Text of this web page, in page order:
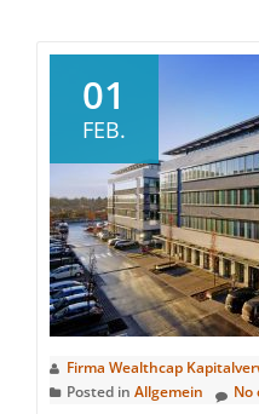
01
FEB.
Firma Wealthcap
Posted in Allgemein No